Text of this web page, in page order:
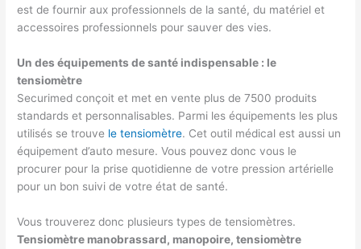
est de fournir aux professionnels de la santé, du matériel et
accessoires professionnels pour sauver des vies.
Un des équipements de santé indispensable : le
tensiomètre
Securimed conçoit et met en vente plus de 7500 produits
standards et personnalisables. Parmi les équipements les plus
utilisés se trouve le tensiomètre. Cet outil médical est aussi un
équipement d’auto mesure. Vous pouvez donc vous le
procurer pour la prise quotidienne de votre pression artérielle
pour un bon suivi de votre état de santé.
Vous trouverez donc plusieurs types de tensiomètres.
Tensiomètre manobrassard, manopoire, tensiomètre